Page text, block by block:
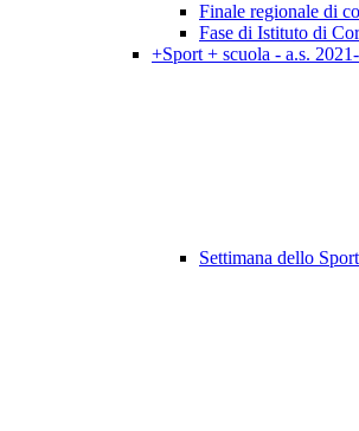
Finale regionale di
Fase di Istituto di
+Sport + scuola - a.s.
Settimana dello